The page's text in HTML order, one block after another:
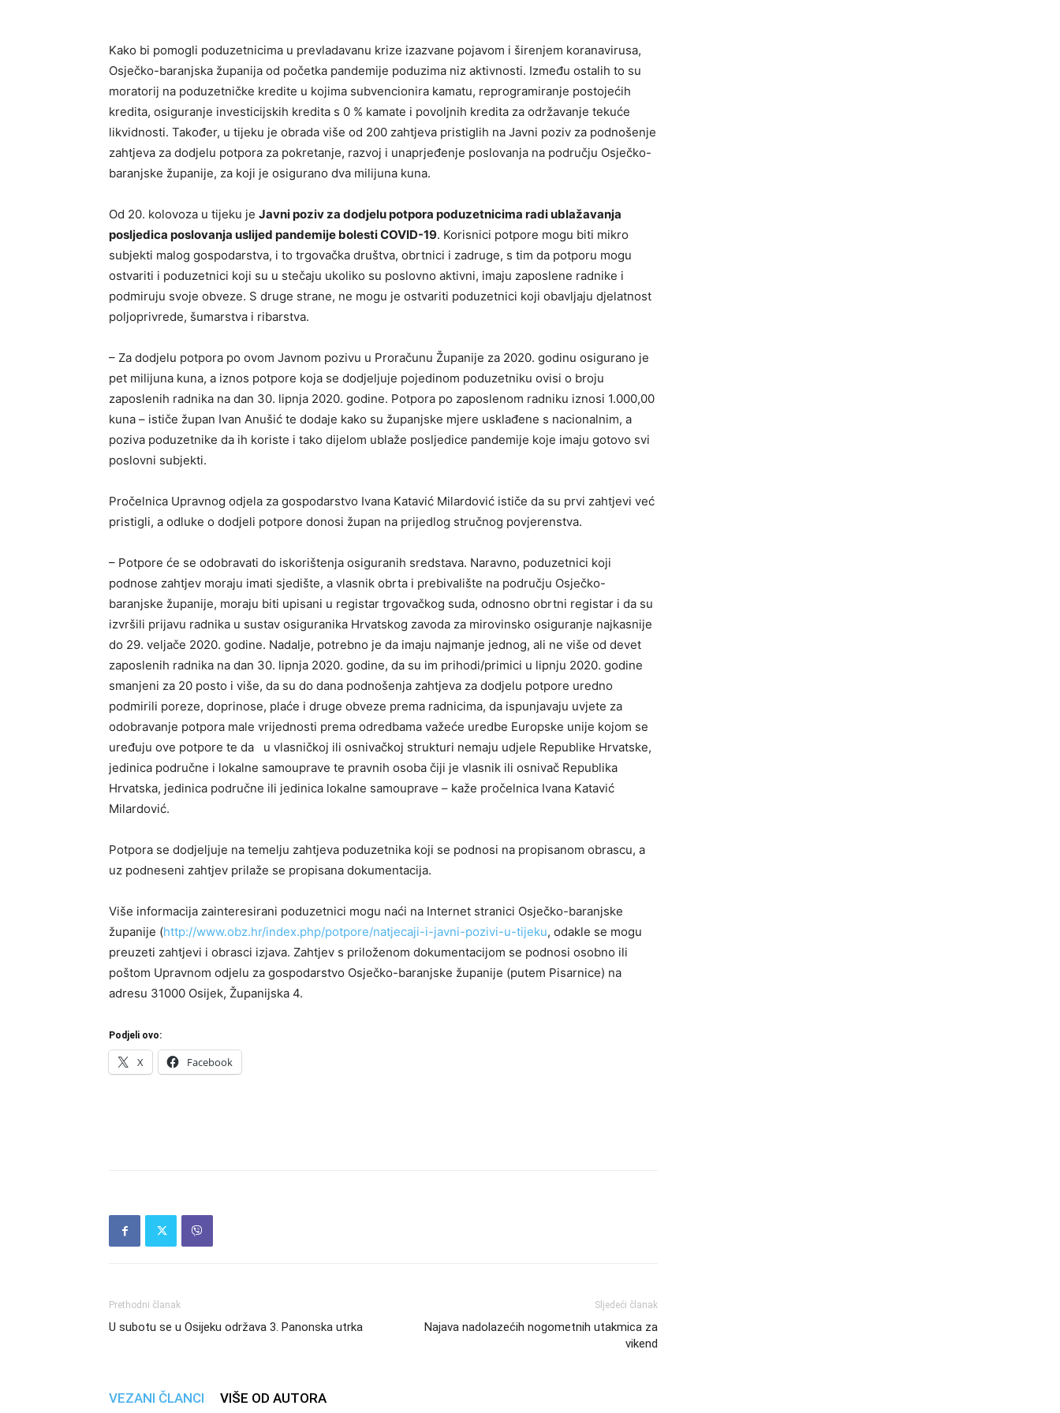
Kako bi pomogli poduzetnicima u prevladavanu krize izazvane pojavom i širenjem koranavirusa,
Osječko-baranjska županija od početka pandemije poduzima niz aktivnosti. Između ostalih to su
moratorij na poduzetničke kredite u kojima subvencionira kamatu, reprogramiranje postojećih
kredita, osiguranje investicijskih kredita s 0 % kamate i povoljnih kredita za održavanje tekuće
likvidnosti. Također, u tijeku je obrada više od 200 zahtjeva pristiglih na Javni poziv za podnošenje
zahtjeva za dodjelu potpora za pokretanje, razvoj i unaprjeđenje poslovanja na području Osječko-
baranjske županije, za koji je osigurano dva milijuna kuna.
Od 20. kolovoza u tijeku je Javni poziv za dodjelu potpora poduzetnicima radi ublažavanja
posljedica poslovanja uslijed pandemije bolesti COVID-19. Korisnici potpore mogu biti mikro
subjekti malog gospodarstva, i to trgovačka društva, obrtnici i zadruge, s tim da potporu mogu
ostvariti i poduzetnici koji su u stečaju ukoliko su poslovno aktivni, imaju zaposlene radnike i
podmiruju svoje obveze. S druge strane, ne mogu je ostvariti poduzetnici koji obavljaju djelatnost
poljoprivrede, šumarstva i ribarstva.
– Za dodjelu potpora po ovom Javnom pozivu u Proračunu Županije za 2020. godinu osigurano je
pet milijuna kuna, a iznos potpore koja se dodjeljuje pojedinom poduzetniku ovisi o broju
zaposlenih radnika na dan 30. lipnja 2020. godine. Potpora po zaposlenom radniku iznosi 1.000,00
kuna – ističe župan Ivan Anušić te dodaje kako su županjske mjere usklađene s nacionalnim, a
poziva poduzetnike da ih koriste i tako dijelom ublaže posljedice pandemije koje imaju gotovo svi
poslovni subjekti.
Pročelnica Upravnog odjela za gospodarstvo Ivana Katavić Milardović ističe da su prvi zahtjevi već
pristigli, a odluke o dodjeli potpore donosi župan na prijedlog stručnog povjerenstva.
– Potpore će se odobravati do iskorištenja osiguranih sredstava. Naravno, poduzetnici koji
podnose zahtjev moraju imati sjedište, a vlasnik obrta i prebivalište na području Osječko-
baranjske županije, moraju biti upisani u registar trgovačkog suda, odnosno obrtni registar i da su
izvršili prijavu radnika u sustav osiguranika Hrvatskog zavoda za mirovinsko osiguranje najkasnije
do 29. veljače 2020. godine. Nadalje, potrebno je da imaju najmanje jednog, ali ne više od devet
zaposlenih radnika na dan 30. lipnja 2020. godine, da su im prihodi/primici u lipnju 2020. godine
smanjeni za 20 posto i više, da su do dana podnošenja zahtjeva za dodjelu potpore uredno
podmirili poreze, doprinose, plaće i druge obveze prema radnicima, da ispunjavaju uvjete za
odobravanje potpora male vrijednosti prema odredbama važeće uredbe Europske unije kojom se
uređuju ove potpore te da u vlasničkoj ili osnivačkoj strukturi nemaju udjele Republike Hrvatske,
jedinica područne i lokalne samouprave te pravnih osoba čiji je vlasnik ili osnivač Republika
Hrvatska, jedinica područne ili jedinica lokalne samouprave – kaže pročelnica Ivana Katavić
Milardović.
Potpora se dodjeljuje na temelju zahtjeva poduzetnika koji se podnosi na propisanom obrascu, a
uz podneseni zahtjev prilaže se propisana dokumentacija.
Više informacija zainteresirani poduzetnici mogu naći na Internet stranici Osječko-baranjske
županije (http://www.obz.hr/index.php/potpore/natjecaji-i-javni-pozivi-u-tijeku, odakle se mogu
preuzeti zahtjevi i obrasci izjava. Zahtjev s priloženom dokumentacijom se podnosi osobno ili
poštom Upravnom odjelu za gospodarstvo Osječko-baranjske županije (putem Pisarnice) na
adresu 31000 Osijek, Županijska 4.
Podjeli ovo:
X Facebook
Prethodni članak
U subotu se u Osijeku održava 3. Panonska utrka
Sljedeći članak
Najava nadolazećih nogometnih utakmica za
vikend
VEZANI ČLANCI VIŠE OD AUTORA